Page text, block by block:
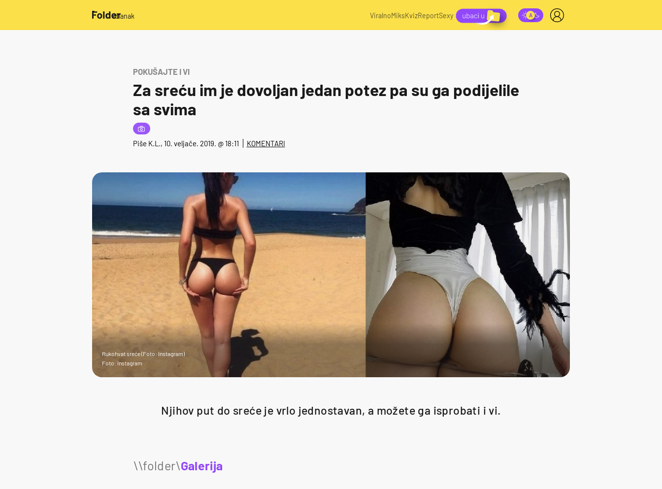
/članak ViralnoMiksKvizReportSexy
POKUŠAJTE I VI
Za sreću im je dovoljan jedan potez pa su ga podijelile
sa svima
Piše K.L., 10. veljače. 2019. @ 18:11 KOMENTARI
Rukohvat sreće (Foto: Instagram)
Foto: Instagram
Njihov put do sreće je vrlo jednostavan, a možete ga isprobati i vi.
Galerija